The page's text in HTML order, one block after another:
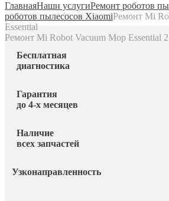
ГлавнаяНаши услугиРемонт роботов
роботов пылесосов XiaomiРемонт Mi
Essential
Ремонт Mi Robot Vacuum Mop Essential
Бесплатная
диагностика
Гарантия
до 4-х месяцев
Наличие
всех запчастей
Узконаправленность